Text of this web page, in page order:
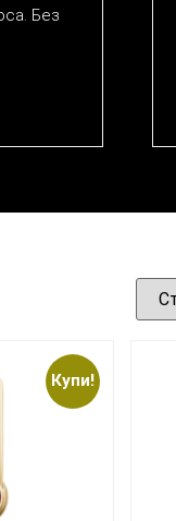
Без
Купи!